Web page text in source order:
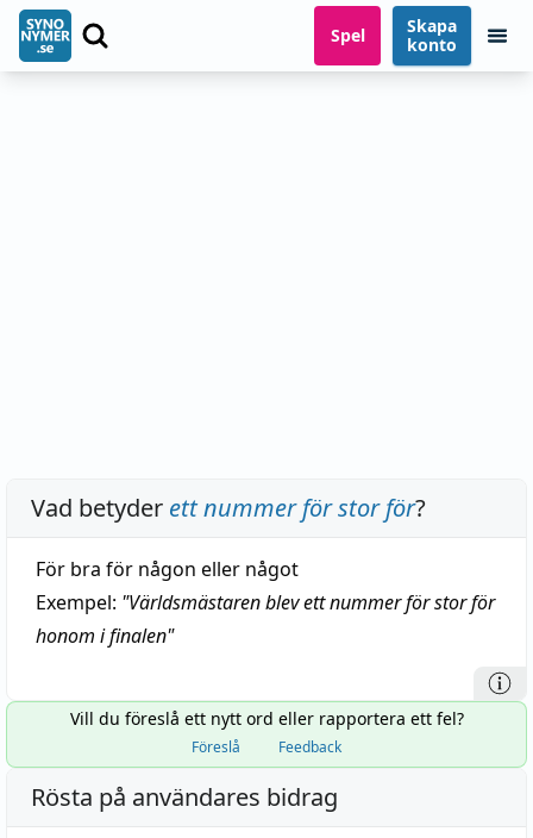
Spel
Skapa
konto
Vad betyder ett nummer för stor för?
För bra för någon eller något
Exempel: "Världsmästaren blev ett nummer för stor för
honom i finalen"
Vill du föreslå ett nytt ord eller rapportera ett fel?
Föreslå Feedback
Rösta på användares bidrag